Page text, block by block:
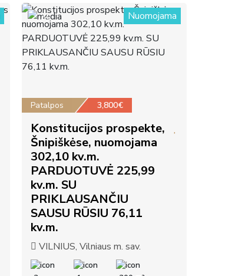
24 Nuomojama
Patalpos 3,800€
Konstitucijos prospekte,
Šnipiškėse, nuomojama
302,10 kv.m.
PARDUOTUVĖ 225,99
kv.m. SU
PRIKLAUSANČIU
SAUSU RŪSIU 76,11
kv.m.
VILNIUS, Vilniaus m. sav.